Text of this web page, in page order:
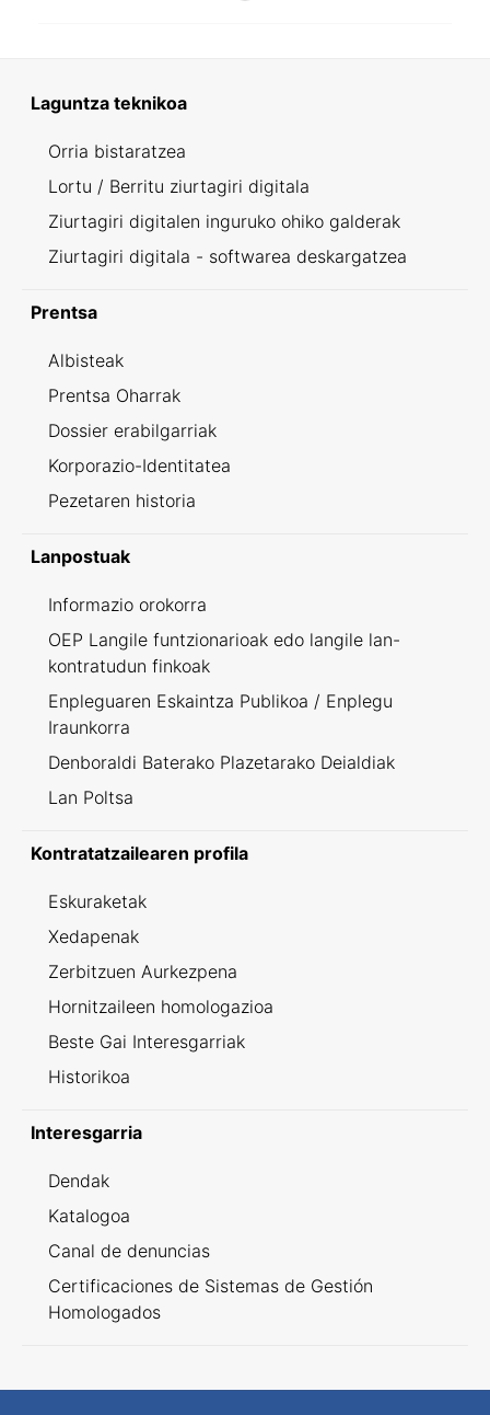
Laguntza teknikoa
Orria bistaratzea
Lortu / Berritu ziurtagiri digitala
Ziurtagiri digitalen inguruko ohiko galderak
Ziurtagiri digitala - softwarea deskargatzea
Prentsa
Albisteak
Prentsa Oharrak
Dossier erabilgarriak
Korporazio-Identitatea
Pezetaren historia
Lanpostuak
Informazio orokorra
OEP Langile funtzionarioak edo langile lan-
kontratudun finkoak
Enpleguaren Eskaintza Publikoa / Enplegu
Iraunkorra
Denboraldi Baterako Plazetarako Deialdiak
Lan Poltsa
Kontratatzailearen profila
Eskuraketak
Xedapenak
Zerbitzuen Aurkezpena
Hornitzaileen homologazioa
Beste Gai Interesgarriak
Historikoa
Interesgarria
Dendak
Katalogoa
Canal de denuncias
Certificaciones de Sistemas de Gestión
Homologados